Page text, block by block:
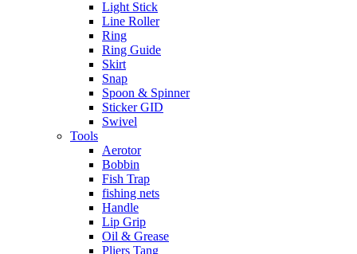
Light Stick
Line Roller
Ring
Ring Guide
Skirt
Snap
Spoon & Spinner
Sticker GID
Swivel
Tools
Aerotor
Bobbin
Fish Trap
fishing nets
Handle
Lip Grip
Oil & Grease
Pliers Tang